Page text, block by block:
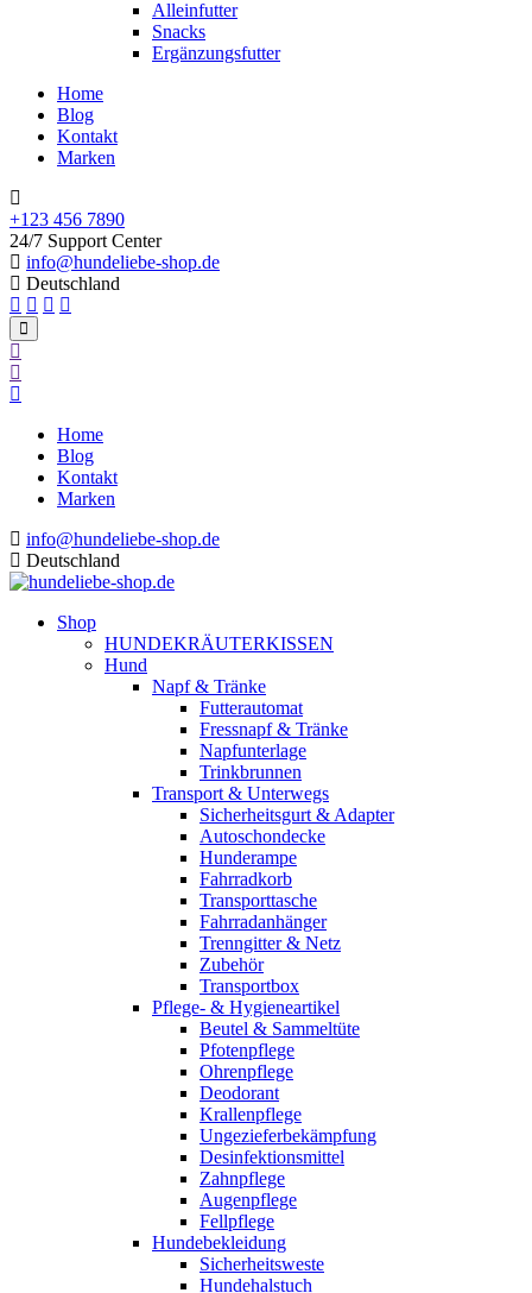
Alleinfutter
Snacks
Ergänzungsfutter
Home
Blog
Kontakt
Marken
+123 456 7890
24/7 Support Center
info@hundeliebe-shop.de
Deutschland
Home
Blog
Kontakt
Marken
info@hundeliebe-shop.de
Deutschland
Shop
HUNDEKRÄUTERKISSEN
Hund
Napf & Tränke
Futterautomat
Fressnapf & Tränke
Napfunterlage
Trinkbrunnen
Transport & Unterwegs
Sicherheitsgurt & Adapter
Autoschondecke
Hunderampe
Fahrradkorb
Transporttasche
Fahrradanhänger
Trenngitter & Netz
Zubehör
Transportbox
Pflege- & Hygieneartikel
Beutel & Sammeltüte
Pfotenpflege
Ohrenpflege
Deodorant
Krallenpflege
Ungezieferbekämpfung
Desinfektionsmittel
Zahnpflege
Augenpflege
Fellpflege
Hundebekleidung
Sicherheitsweste
Hundehalstuch